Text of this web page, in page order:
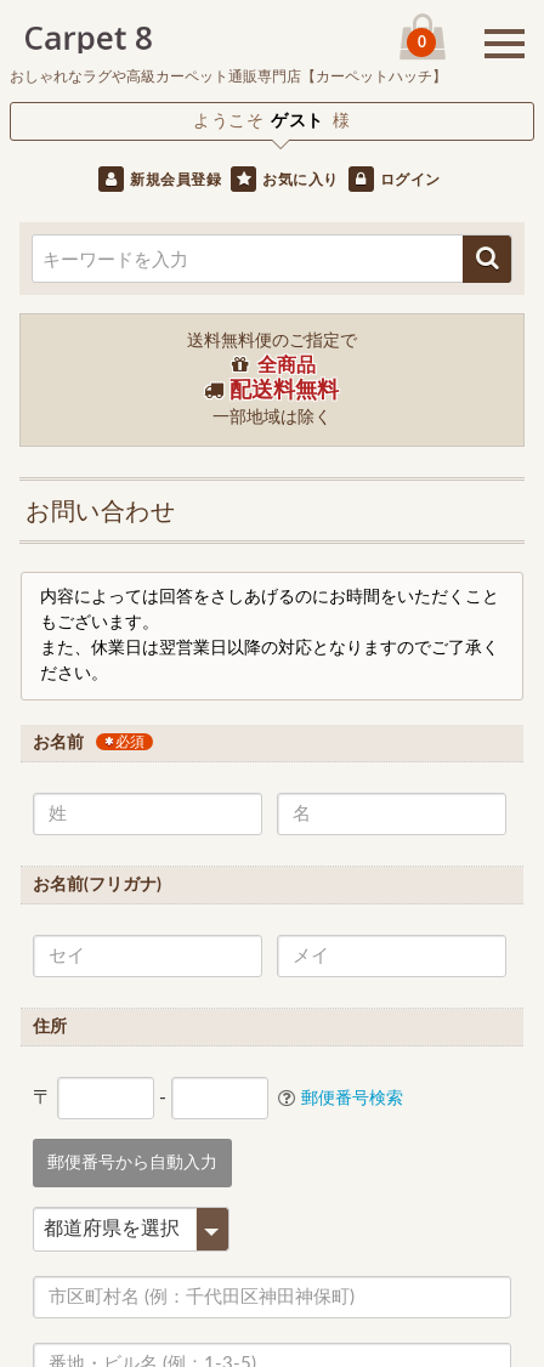
おしゃれなラグや高級カーペット通販専門店【カーペットハッチ】
0
ようこそ ゲスト 様
新規会員登録 お気に入り ログイン
送料無料便のご指定で
全商品
配送料無料
一部地域は除く
お問い合わせ
内容によっては回答をさしあげるのにお時間をいただくこと
もございます。
また、休業日は翌営業日以降の対応となりますのでご了承く
ださい。
お名前 必須
お名前(フリガナ)
住所
〒 - 郵便番号検索
郵便番号から自動入力